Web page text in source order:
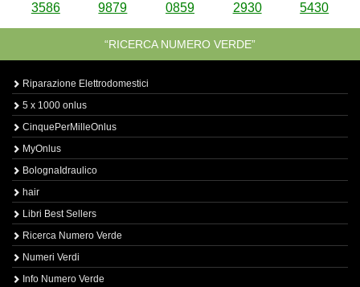
3586 9879 0859 2930 5430
“RICERCA NUMERO VERDE”
Riparazione Elettrodomestici
5 x 1000 onlus
CinquePerMilleOnlus
MyOnlus
BolognaIdraulico
hair
Libri Best Sellers
Ricerca Numero Verde
Numeri Verdi
Info Numero Verde